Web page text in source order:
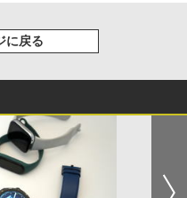
に戻る